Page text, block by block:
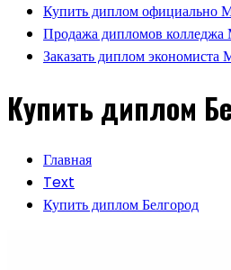
Купить диплом официально
Продажа дипломов колледжа
Заказать диплом экономиста
Купить диплом
Главная
Text
Купить диплом Белгород